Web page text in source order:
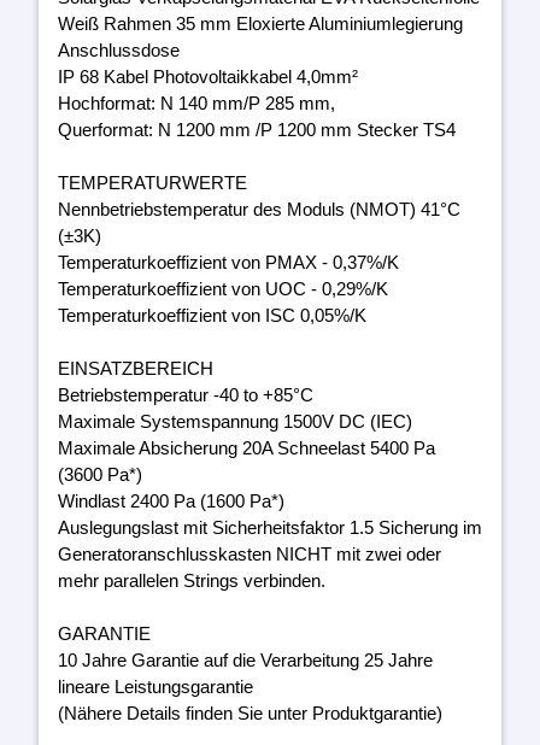
Weiß Rahmen 35 mm Eloxierte Aluminiumlegierung
Anschlussdose
IP 68 Kabel Photovoltaikkabel 4,0mm²
Hochformat: N 140 mm/P 285 mm,
Querformat: N 1200 mm /P 1200 mm Stecker TS4
TEMPERATURWERTE
Nennbetriebstemperatur des Moduls (NMOT) 41°C
(±3K)
Temperaturkoeffizient von PMAX - 0,37%/K
Temperaturkoeffizient von UOC - 0,29%/K
Temperaturkoeffizient von ISC 0,05%/K
EINSATZBEREICH
Betriebstemperatur -40 to +85°C
Maximale Systemspannung 1500V DC (IEC)
Maximale Absicherung 20A Schneelast 5400 Pa
(3600 Pa*)
Windlast 2400 Pa (1600 Pa*)
Auslegungslast mit Sicherheitsfaktor 1.5 Sicherung im
Generatoranschlusskasten NICHT mit zwei oder
mehr parallelen Strings verbinden.
GARANTIE
10 Jahre Garantie auf die Verarbeitung 25 Jahre
lineare Leistungsgarantie
(Nähere Details finden Sie unter Produktgarantie)